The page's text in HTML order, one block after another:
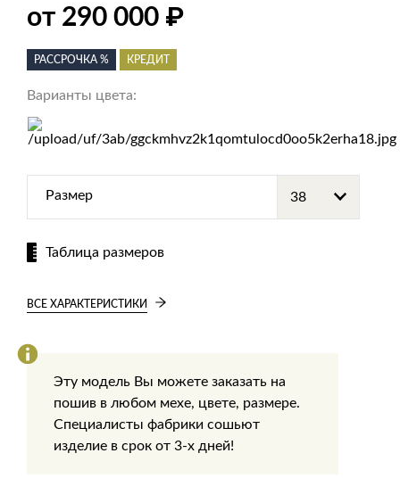
от 290 000 ₽
РАССРОЧКА % КРЕДИТ
Варианты цвета:
Размер
Таблица размеров
ВСЕ ХАРАКТЕРИСТИКИ
Эту модель Вы можете заказать на
пошив в любом мехе, цвете, размере.
Специалисты фабрики сошьют
изделие в срок от 3-х дней!